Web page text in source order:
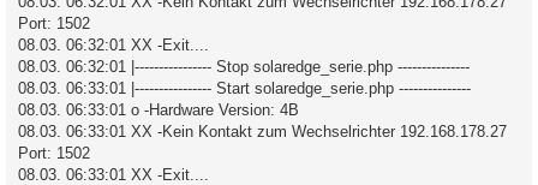
Port: 1502
08.03. 06:32:01 XX -Exit....
08.03. 06:32:01 |---------------- Stop solaredge_serie.php ---------------
08.03. 06:33:01 |---------------- Start solaredge_serie.php ---------------
08.03. 06:33:01 o -Hardware Version: 4B
08.03. 06:33:01 XX -Kein Kontakt zum Wechselrichter 192.168.178.27
Port: 1502
08.03. 06:33:01 XX -Exit....